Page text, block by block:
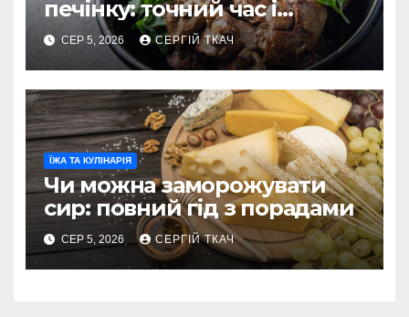
печінку: точний час і
секрети ніжності
СЕР 5, 2026 СЕРГІЙ ТКАЧ
ЇЖА ТА КУЛІНАРІЯ
Чи можна заморожувати
сир: повний гід з порадами
СЕР 5, 2026 СЕРГІЙ ТКАЧ